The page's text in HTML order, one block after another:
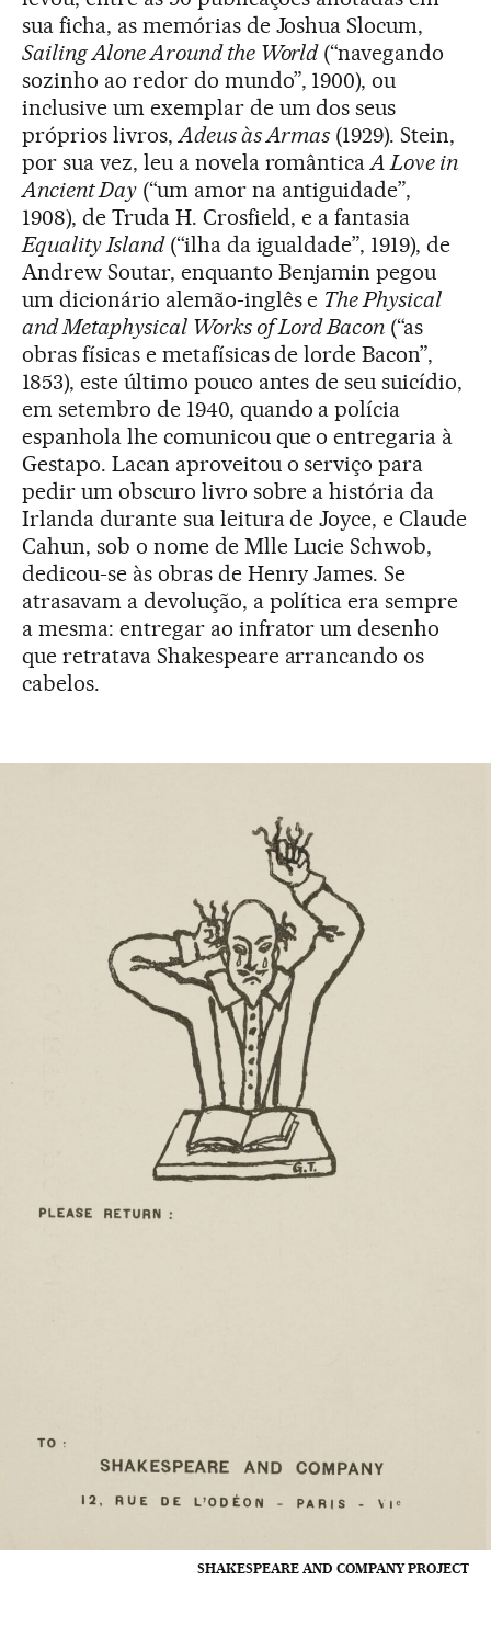
sua ficha, as memórias de Joshua Slocum,
Sailing Alone Around the World(“navegando
sozinho ao redor do mundo”, 1900), ou
inclusive um exemplar de um dos seus
próprios livros,Adeus às Armas (1929). Stein,
por sua vez, leu a novela românticaA Love in
Ancient Day(“um amor na antiguidade”,
1908), de Truda H. Crosfield, e a fantasia
Equality Island(“ilha da igualdade”, 1919), de
Andrew Soutar, enquanto Benjamin pegou
um dicionário alemão-inglês e The Physical
and Metaphysical Works of Lord Bacon (“as
obras físicas e metafísicas de lorde Bacon”,
1853), este último pouco antes de seu suicídio,
em setembro de 1940, quando a polícia
espanhola lhe comunicou que o entregaria à
Gestapo. Lacan aproveitou o serviço para
pedir um obscuro livro sobre a história da
Irlanda durante sua leitura de Joyce, e Claude
Cahun, sob o nome de Mlle Lucie Schwob,
dedicou-se às obras de Henry James. Se
atrasavam a devolução, a política era sempre
a mesma: entregar ao infrator um desenho
que retratava Shakespeare arrancando os
cabelos.
SHAKESPEARE AND COMPANY PROJECT